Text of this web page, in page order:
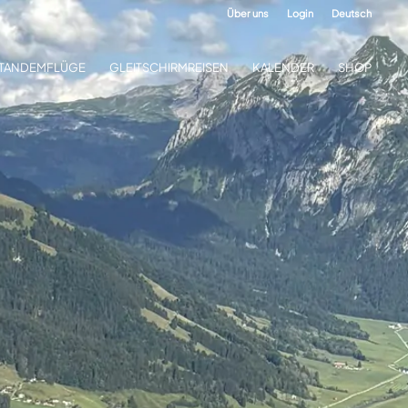
Über uns Login Deutsch
GLEITSCHIRMREISEN KALENDER SHOP